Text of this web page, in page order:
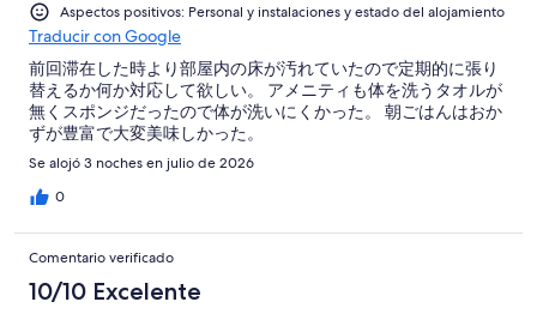
Aspectos positivos: Personal y instalaciones y estado del alojamiento
Traducir con Google
前回滞在した時より部屋内の床が汚れていたので定期的に張り
替えるか何か対応して欲しい。 アメニティも体を洗うタオルが
無くスポンジだったので体が洗いにくかった。 朝ごはんはおか
ずが豊富で大変美味しかった。
Se alojó 3 noches en julio de 2026
0
Comentario verificado
10/10 Excelente